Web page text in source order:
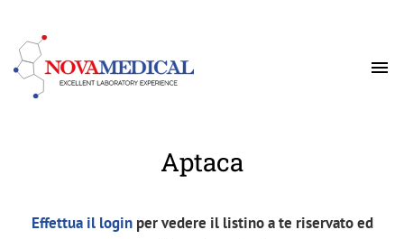

Aptaca
Effettua il loginper vedere il listino a te riservato ed